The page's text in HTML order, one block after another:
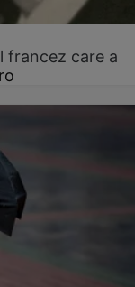
francez care a